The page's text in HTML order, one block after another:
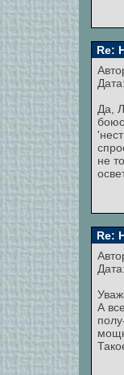
Re:
Да,
не
Re:
А